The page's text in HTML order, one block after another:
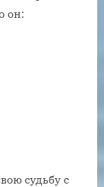
он:
судьбу с